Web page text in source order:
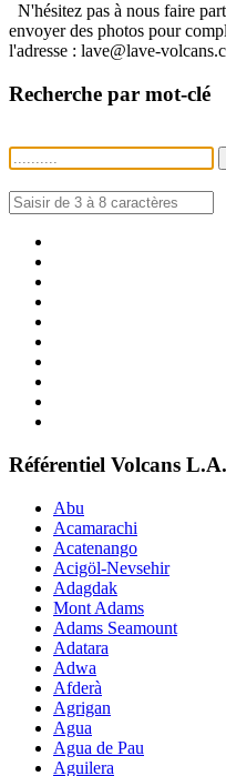
N'hésitez pas à nous faire
envoyer des photos pour
l'adresse : lave@lave-
Recherche par mot-clé
Référentiel Volcans
Abu
Acamarachi
Acatenango
Acigöl-Nevsehir
Adagdak
Mont Adams
Adams Seamount
Adatara
Adwa
Afderà
Agrigan
Agua
Agua de Pau
Aguilera